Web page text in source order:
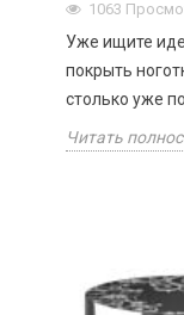
1063
Уже ищите
покрыть
столько уже
Читать